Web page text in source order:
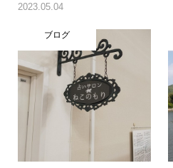
2023.05.04
ブログ